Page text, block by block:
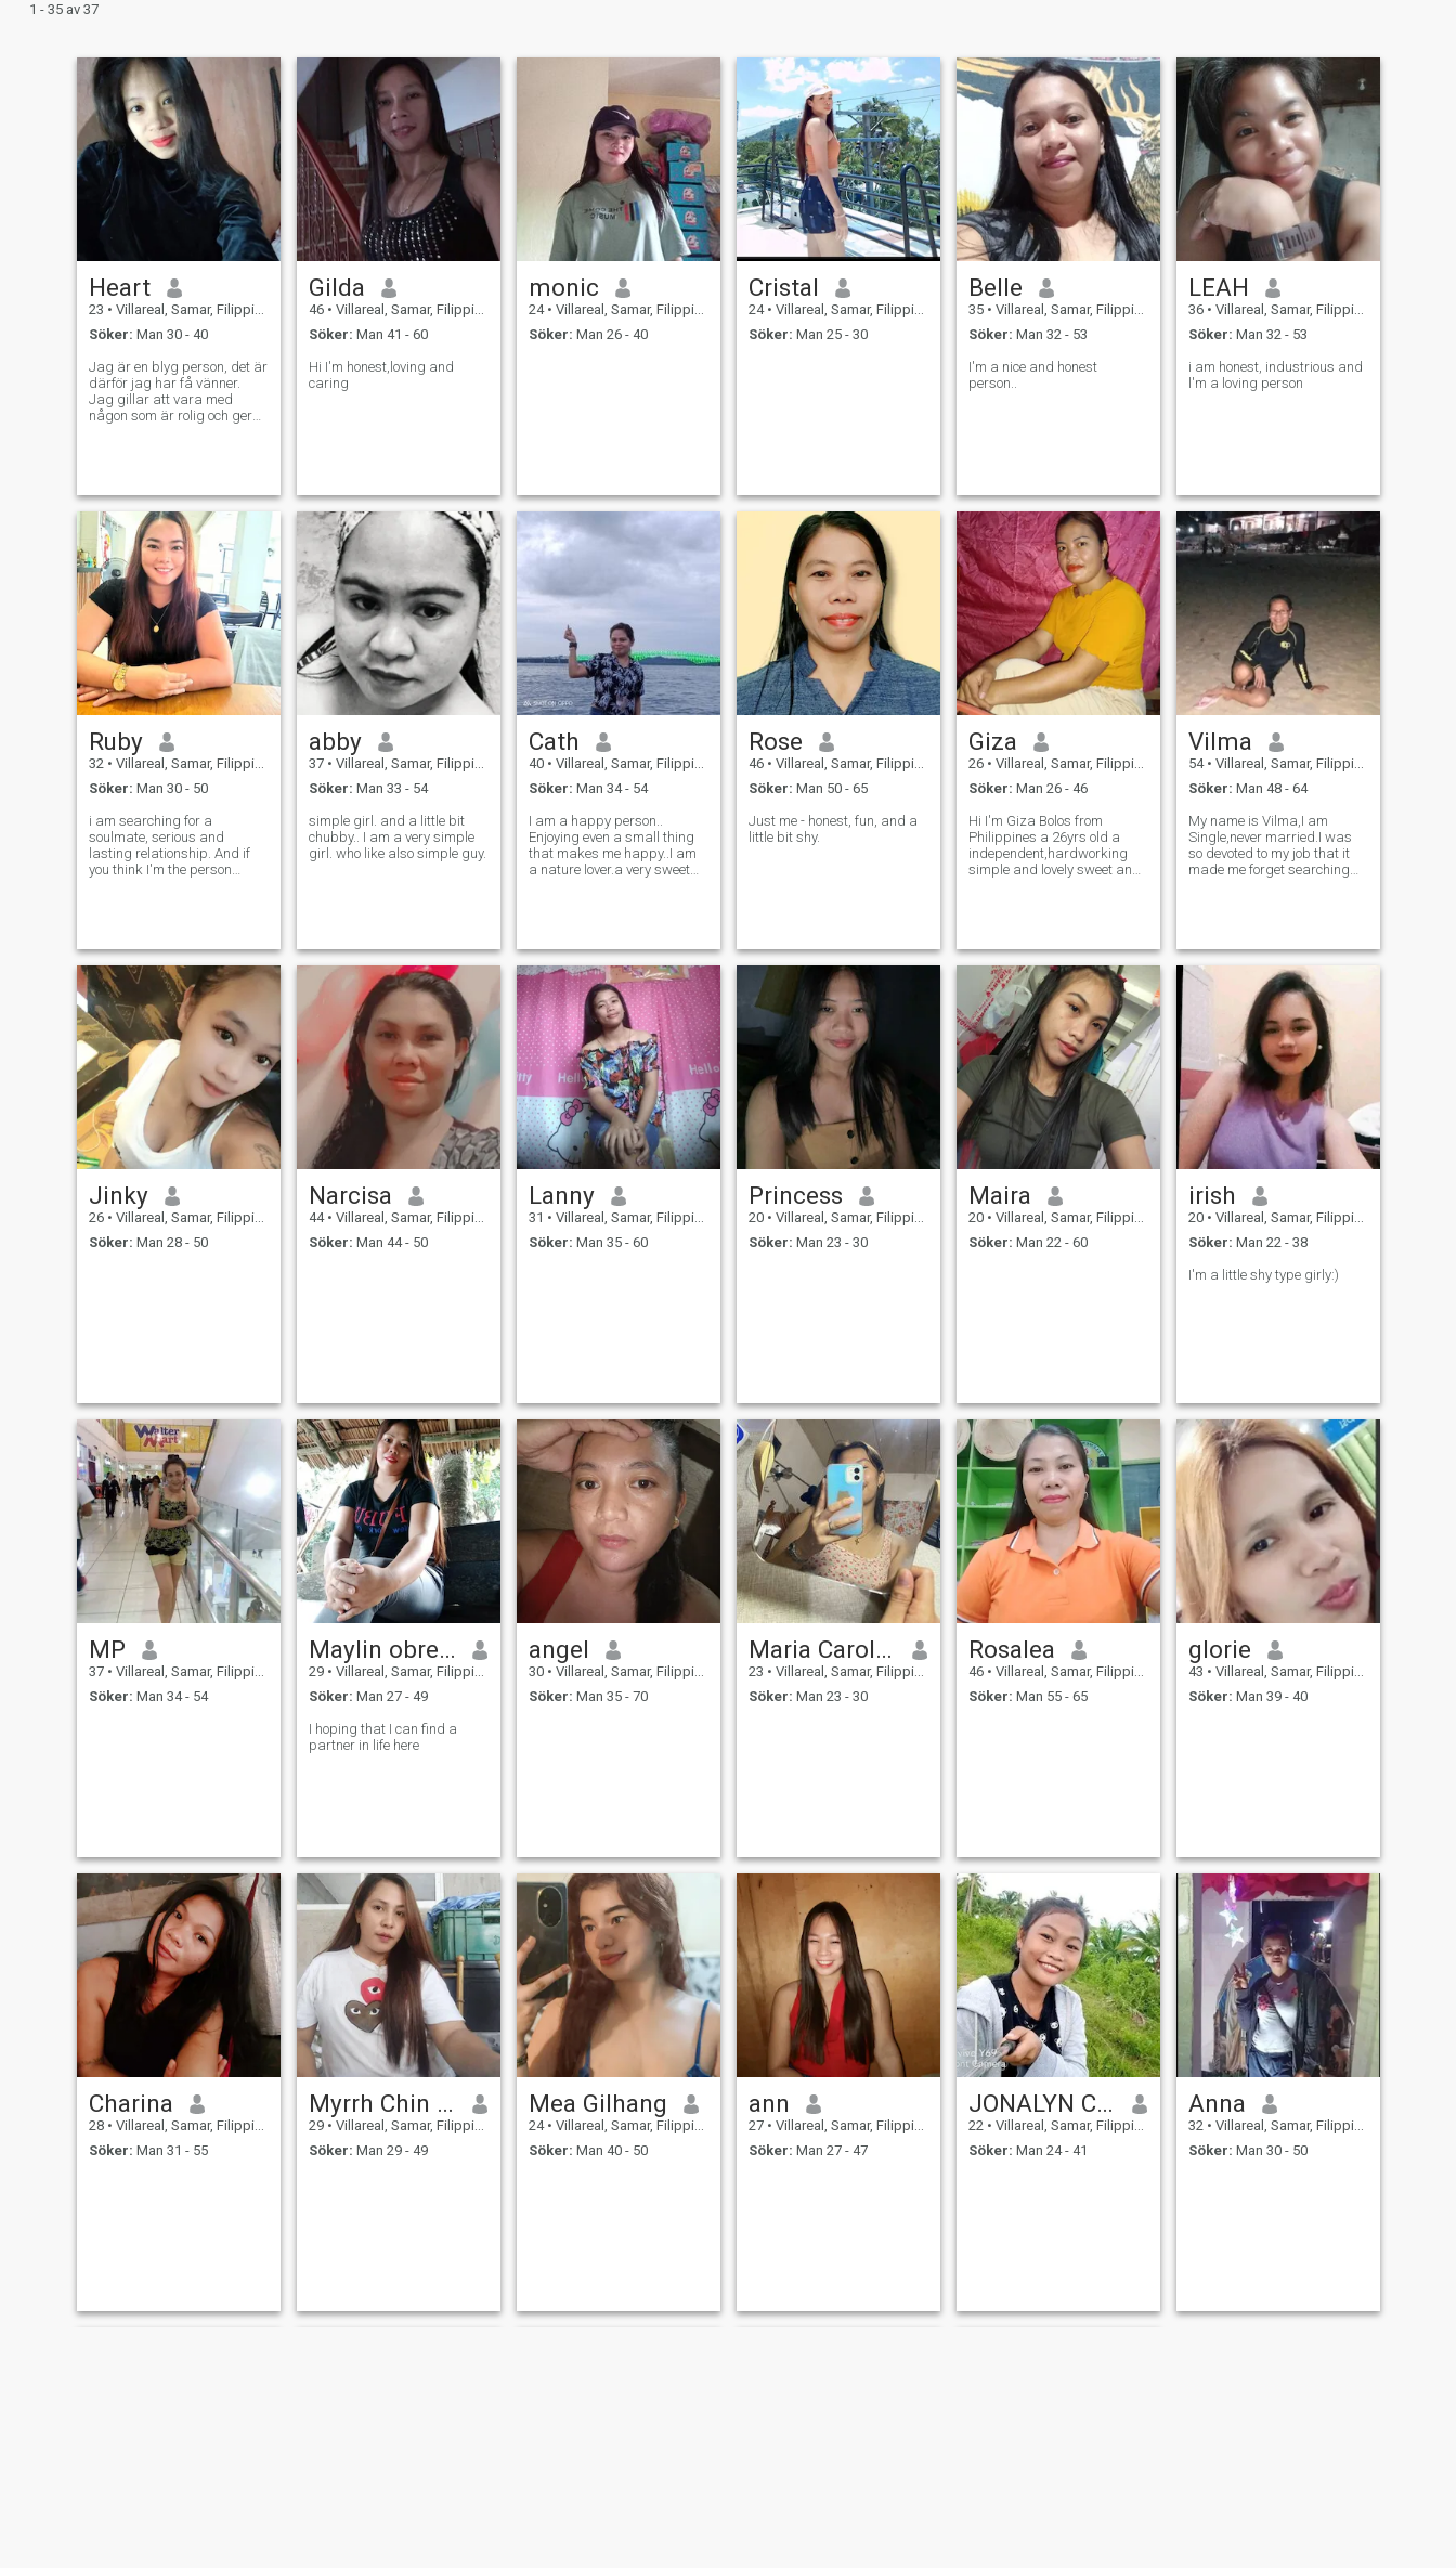
1 - 35 av 37
Heart
23 • Villareal, Samar, Filippinerna
Söker: Man 30 - 40
Jag är en blyg person, det är
därför jag har få vänner.
Jag gillar att vara med
någon som är rolig och ger
vänner men jag valde vänner
som är ansvariga. Jag gillar
att baka och jag gillar att
äta. Jag älskar också
sötsaker och havsmat. 😊
Gilda
46 • Villareal, Samar, Filippinerna
Söker: Man 41 - 60
Hi I'm honest,loving and
caring
monic
24 • Villareal, Samar, Filippinerna
Söker: Man 26 - 40
Cristal
24 • Villareal, Samar, Filippinerna
Söker: Man 25 - 30
Belle
35 • Villareal, Samar, Filippinerna
Söker: Man 32 - 53
I'm a nice and honest
person..
LEAH
36 • Villareal, Samar, Filippinerna
Söker: Man 32 - 53
i am honest, industrious and
l'm a loving person
Ruby
32 • Villareal, Samar, Filippinerna
Söker: Man 30 - 50
i am searching for a
soulmate, serious and
lasting relationship. And if
you think I'm the person
abby
37 • Villareal, Samar, Filippinerna
Söker: Man 33 - 54
simple girl. and a little bit
chubby.. I am a very simple
girl. who like also simple guy.
Cath
40 • Villareal, Samar, Filippinerna
Söker: Man 34 - 54
I am a happy person..
Enjoying even a small thing
that makes me happy..I am
a nature lover.a very sweet
Rose
46 • Villareal, Samar, Filippinerna
Söker: Man 50 - 65
Just me - honest, fun, and a
little bit shy.
Giza
26 • Villareal, Samar, Filippinerna
Söker: Man 26 - 46
Hi I'm Giza Bolos from
Philippines a 26yrs old a
independent,hardworking
simple and lovely sweet and
Vilma
54 • Villareal, Samar, Filippinerna
Söker: Man 48 - 64
My name is Vilma,I am
Single,never married.I was
so devoted to my job that it
made me forget searching
there for me,If you think I am
a match f
Jinky
26 • Villareal, Samar, Filippinerna
Söker: Man 28 - 50
Narcisa
44 • Villareal, Samar, Filippinerna
Söker: Man 44 - 50
Lanny
31 • Villareal, Samar, Filippinerna
Söker: Man 35 - 60
Princess
20 • Villareal, Samar, Filippinerna
Söker: Man 23 - 30
Maira
20 • Villareal, Samar, Filippinerna
Söker: Man 22 - 60
irish
20 • Villareal, Samar, Filippinerna
Söker: Man 22 - 38
I'm a little shy type girly:)
MP
37 • Villareal, Samar, Filippinerna
Söker: Man 34 - 54
Maylin obregon
29 • Villareal, Samar, Filippinerna
Söker: Man 27 - 49
I hoping that I can find a
partner in life here
angel
30 • Villareal, Samar, Filippinerna
Söker: Man 35 - 70
Maria Caroline
23 • Villareal, Samar, Filippinerna
Söker: Man 23 - 30
Rosalea
46 • Villareal, Samar, Filippinerna
Söker: Man 55 - 65
glorie
43 • Villareal, Samar, Filippinerna
Söker: Man 39 - 40
Charina
28 • Villareal, Samar, Filippinerna
Söker: Man 31 - 55
Myrrh Chin Joyce
29 • Villareal, Samar, Filippinerna
Söker: Man 29 - 49
Mea Gilhang
24 • Villareal, Samar, Filippinerna
Söker: Man 40 - 50
ann
27 • Villareal, Samar, Filippinerna
Söker: Man 27 - 47
JONALYN CUTEYY
22 • Villareal, Samar, Filippinerna
Söker: Man 24 - 41
Anna
32 • Villareal, Samar, Filippinerna
Söker: Man 30 - 50